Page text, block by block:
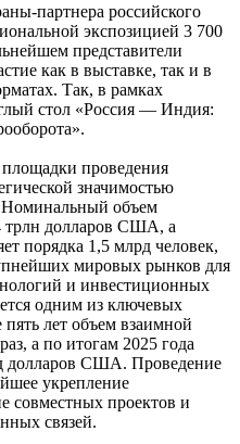
партнера российского
экспозицией 3 700
представители
как в выставке, так и в
Так, в рамках
стол «Россия — Индия:
проведения
значимостью
Номинальный объем
трлн долларов США, а
порядка 1,5 млрд человек,
мировых рынков для
и инвестиционных
одним из ключевых
лет объем взаимной
а по итогам 2025 года
долларов США. Проведение
укрепление
совместных проектов и
связей.